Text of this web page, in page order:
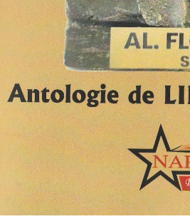
Dungeons &
Onoare printre
film ca un joc
cucereste de la
cadre
ALEXANDRU S. MAY 17, 2023